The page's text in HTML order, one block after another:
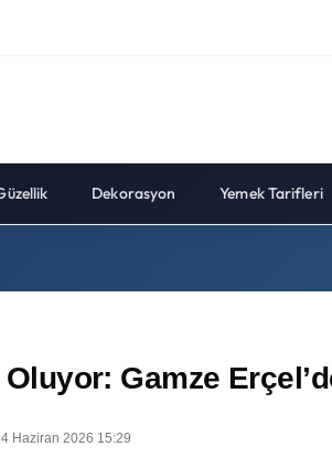
Dekorasyon Yemek Tarifleri
Gamze
Haziran 2026 15:29